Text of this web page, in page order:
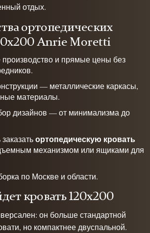
отдых.
ортопедических
Anrie Moretti
и прямые цены без
— металлические каркасы,
материалы.
дизайнов — от минимализма до
ортопедическую кровать
механизмом или ящиками для
по Москве и области.
кровать 120х200
он больше стандартной
но компактнее двуспальной.